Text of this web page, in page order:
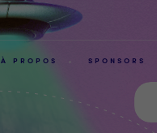
À PROPOS SPONSORS